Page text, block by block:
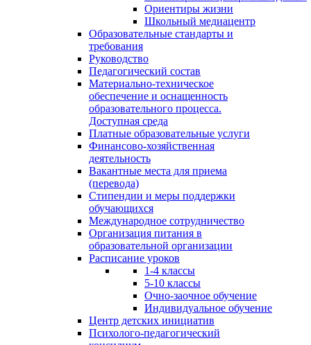
Ориентиры жизни
Школьный медиацентр
Образовательные стандарты и
требования
Руководство
Педагогический состав
Материально-техническое
обеспечение и оснащенность
образовательного процесса.
Доступная среда
Платные образовательные услуги
Финансово-хозяйственная
деятельность
Вакантные места для приема
(перевода)
Стипендии и меры поддержки
обучающихся
Международное сотрудничество
Организация питания в
образовательной организации
Расписание уроков
1-4 классы
5-10 классы
Очно-заочное обучение
Индивидуальное обучение
Центр детских инициатив
Психолого-педагогический